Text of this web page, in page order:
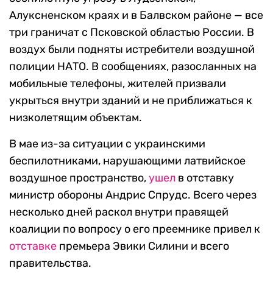
Алуксненском краях и в Балвском районе — все
три граничат с Псковской областью России. В
воздух были подняты истребители воздушной
полиции НАТО. В сообщениях, разосланных на
мобильные телефоны, жителей призвали
укрыться внутри зданий и не приближаться к
низколетящим объектам.
В мае из-за ситуации с украинскими
беспилотниками, нарушающими латвийское
воздушное пространство,ушел в отставку
министр обороны Андрис Спрудс. Всего через
несколько дней раскол внутри правящей
коалиции по вопросу о его преемнике привел к
отставке премьера Эвики Силини и всего
правительства.